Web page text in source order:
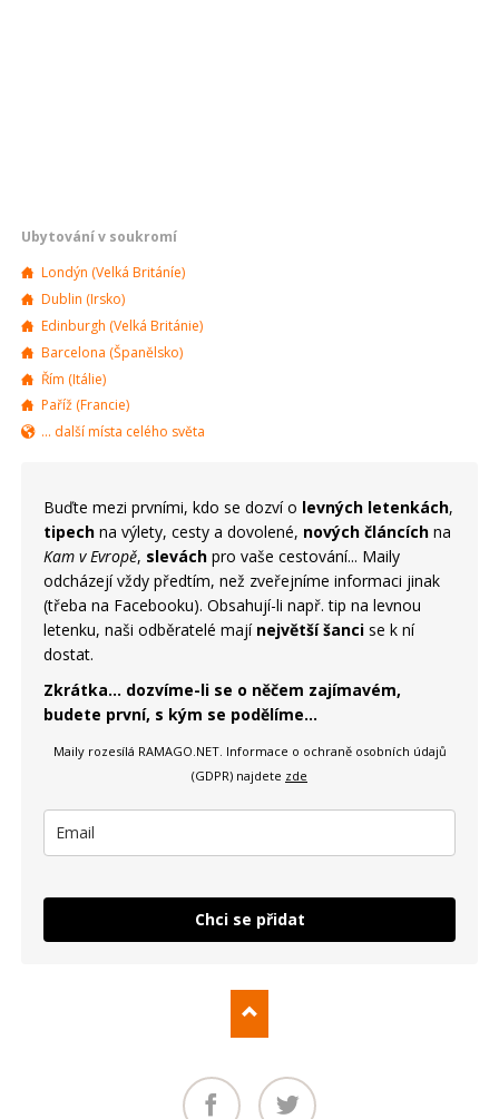
Ubytování v soukromí
Londýn (Velká Británíe)
Dublin (Irsko)
Edinburgh (Velká Británie)
Barcelona (Španělsko)
Řím (Itálie)
Paříž (Francie)
... další místa celého světa
Buďte mezi prvními, kdo se dozví o levných letenkách,
tipech na výlety, cesty a dovolené, nových článcích na
Kam v Evropě, slevách pro vaše cestování... Maily
odcházejí vždy předtím, než zveřejníme informaci jinak
(třeba na Facebooku). Obsahují-li např. tip na levnou
letenku, naši odběratelé mají největší šanci se k ní
dostat.
Zkrátka... dozvíme-li se o něčem zajímavém,
budete první, s kým se podělíme...
Maily rozesílá RAMAGO.NET. Informace o ochraně osobních údajů
(GDPR) najdete zde
Chci se přidat